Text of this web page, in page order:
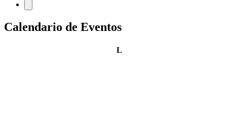
Calendario de Eventos
Llunes